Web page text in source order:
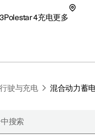
Polestar 4充电更多
驶与充电 混合动力蓄